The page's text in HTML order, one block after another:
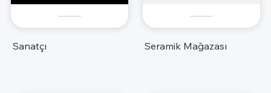
Sanatçı Seramik Mağazası